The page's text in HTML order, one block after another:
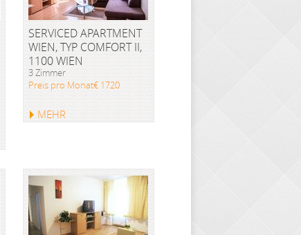
SERVICED APARTMENT
WIEN, TYP COMFORT II,
1100 WIEN
3 Zimmer
Preis pro Monat€ 1720
MEHR